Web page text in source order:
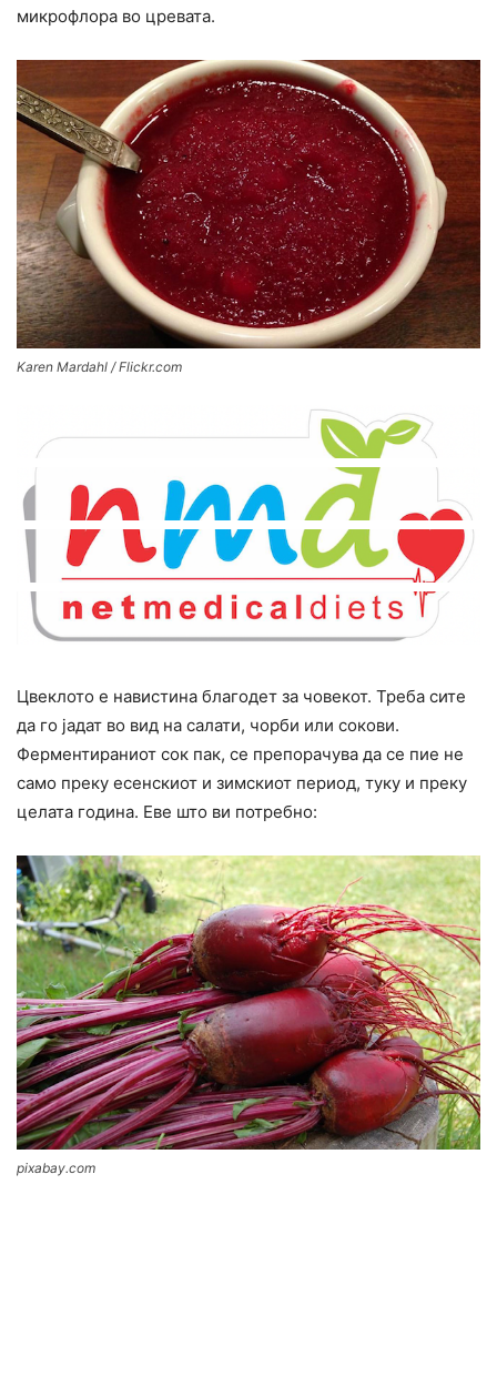
микрофлора во цревата.
Karen Mardahl / Flickr.com
Цвеклото е навистина благодет за човекот. Треба сите
да го јадат во вид на салати, чорби или сокови.
Ферментираниот сок пак, се препорачува да се пие не
само преку есенскиот и зимскиот период, туку и преку
целата година. Еве што ви потребно:
pixabay.com